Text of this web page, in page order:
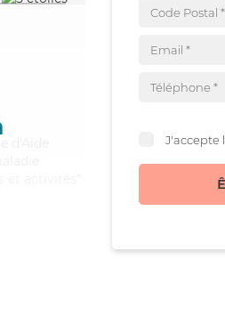
d'Aide
J'accepte